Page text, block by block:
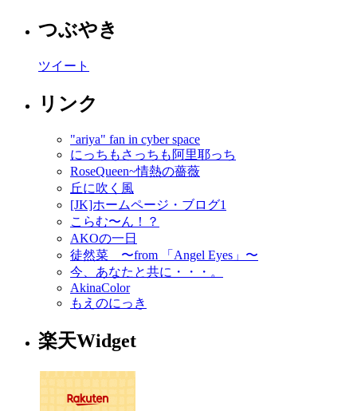
つぶやき
ツイート
リンク
"ariya" fan in cyber space
にっちもさっちも阿里耶っち
RoseQueen~情熱の薔薇
丘に吹く風
[JK]ホームページ・ブログ1
こらむ〜ん！？
AKOの一日
徒然菜 〜from 「Angel Eyes」〜
今、あなたと共に・・・。
AkinaColor
もえのにっき
楽天Widget